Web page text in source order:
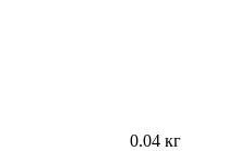
0.04 кг